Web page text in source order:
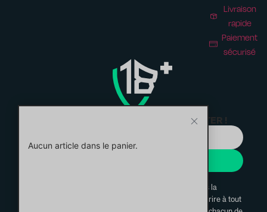
Aucun article dans le panier.
Livraison
rapide
Paiement
sécurisé
ABONNEZ-VOUS À NOTRE NEWSLETTER !
En vous inscrivant, vous confirmez avoir lu et compris la
politique de confidentialité. Vous pouvez vous désinscrire à tout